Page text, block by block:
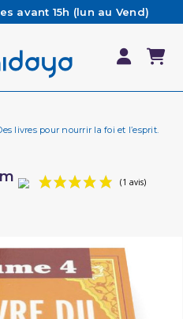
avant 15h (lun au Vend)
le jour même
notre FAQ
de 65€ d'achat*
livres pour nourrir la foi et l’esprit.